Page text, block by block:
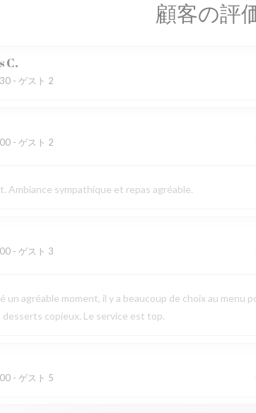
顧客の評
C
- ゲスト 2
- ゲスト 2
Ambiance sympathique et repas agréable.
- ゲスト 3
un agréable moment, il y a beaucoup de choix au menu
desserts copieux. Le service est top.
- ゲスト 5